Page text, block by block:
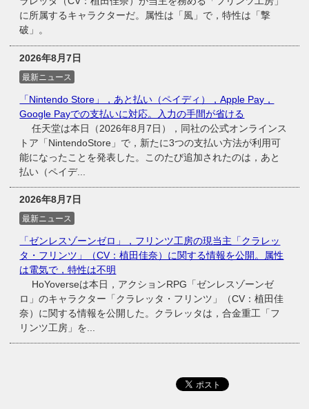
に所属するキャラクターだ。属性は「風」で，特性は「撃
破」。
2026年8月7日
最新ニュース
「Nintendo Store」，あと払い（ペイディ），Apple Pay，
Google Payでの支払いに対応。入力の手間が省ける
任天堂は本日（2026年8月7日），同社の公式オンラインス
トア「NintendoStore」で，新たに3つの支払い方法が利用可
能になったことを発表した。このたび追加されたのは，あと
払い（ペイデ...
2026年8月7日
最新ニュース
「ゼンレスゾーンゼロ」，フリンツ工房の現当主「クラレッ
タ・フリンツ」（CV：植田佳奈）に関する情報を公開。属性
は電気で，特性は不明
HoYoverseは本日，アクションRPG「ゼンレスゾーンゼ
ロ」のキャラクター「クラレッタ・フリンツ」（CV：植田佳
奈）に関する情報を公開した。クラレッタは，合金重工「フ
リンツ工房」を...